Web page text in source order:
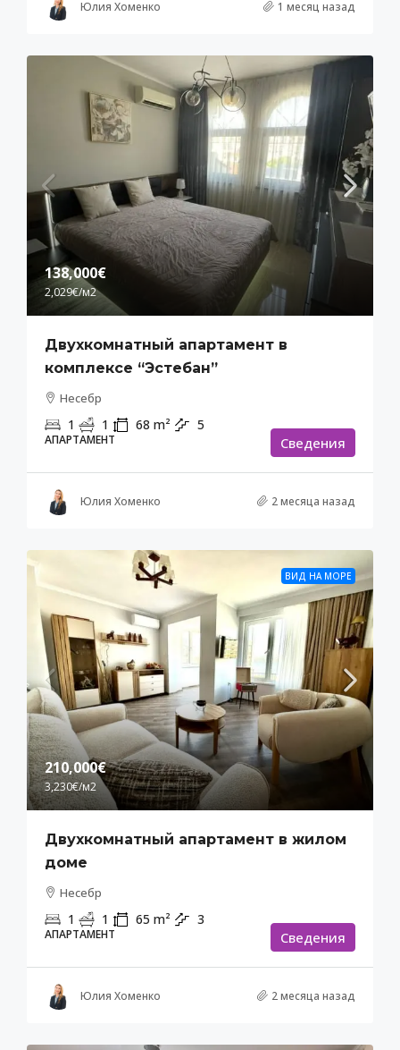
Юлия Хоменко 1 месяц назад
138,000€
2,029€/м2
Двухкомнатный апартамент в
комплексе “Эстебан”
Несебр
1 1 68 m² 5
АПАРТАМЕНТ Cведения
Юлия Хоменко 2 месяца назад
ВИД НА МОРЕ
210,000€
3,230€/м2
Двухкомнатный апартамент в жилом
доме
Несебр
1 1 65 m² 3
АПАРТАМЕНТ Cведения
Юлия Хоменко 2 месяца назад